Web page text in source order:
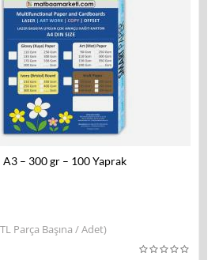
A3 – 300 gr – 100 Yaprak
Parça Başına / Adet)